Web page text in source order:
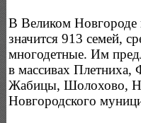
В Великом Новгороде
значится 913 семей,
многодетные. Им
в массивах Плетниха,
Жабицы, Шолохово,
Новгородского